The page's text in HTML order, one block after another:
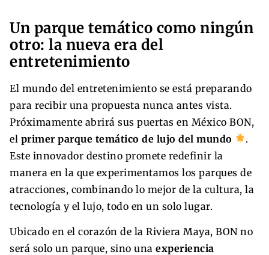
Un parque temático como ningún
otro: la nueva era del
entretenimiento
El mundo del entretenimiento se está preparando
para recibir una propuesta nunca antes vista.
Próximamente abrirá sus puertas en México BON,
el primer parque temático de lujo del mundo
.
Este innovador destino promete redefinir la
manera en la que experimentamos los parques de
atracciones, combinando lo mejor de la cultura, la
tecnología y el lujo, todo en un solo lugar.
Ubicado en el corazón de la Riviera Maya, BON no
será solo un parque, sino una experiencia